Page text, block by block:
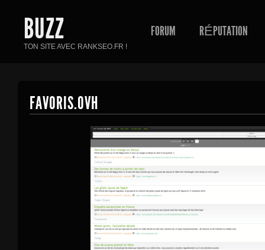
BUZZ
TON SITE AVEC RANKSEO.FR !
FORUM RÉPUTATION
FAVORIS.OVH